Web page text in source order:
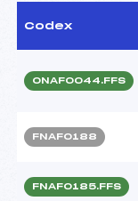
Codex
ONAF0044.FFS
FNAF0188
FNAF0185.FFS